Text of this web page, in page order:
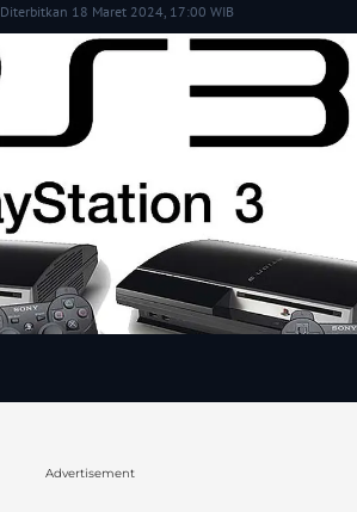
Diterbitkan 18 Maret 2024, 17:00 WIB
Advertisement